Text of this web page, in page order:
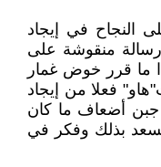
النجاح في إيجاد
منقوشة على
ما قرر خوض غمار
فعلا من إيجاد
أضعاف ما كان
بذلك وفكر في